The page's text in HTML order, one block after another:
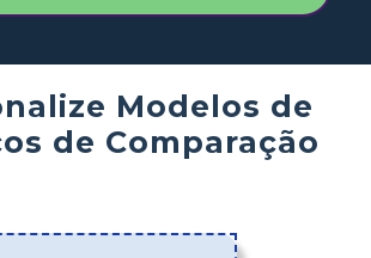
Modelos de
de Comparação